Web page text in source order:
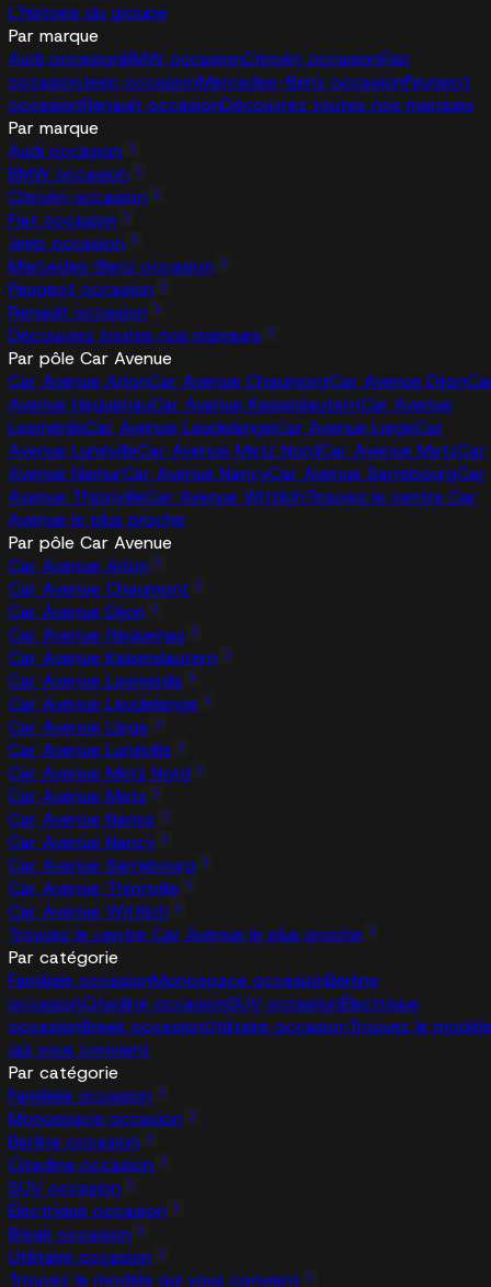
L'histoire du groupe
Par marque
Audi occasionBMW occasionCitroën occasionFiat
occasionJeep occasionMercedes-Benz occasionPeugeot
occasionRenault occasionDécouvrez toutes nos marques
Par marque
Audi occasion
BMW occasion
Citroën occasion
Fiat occasion
Jeep occasion
Mercedes-Benz occasion
Peugeot occasion
Renault occasion
Découvrez toutes nos marques
Par pôle Car Avenue
Car Avenue ArlonCar Avenue ChaumontCar Avenue Dijon
Avenue HaguenauCar Avenue KaiserslauternCar Avenue
LesménilsCar Avenue LeudelangeCar Avenue LiegeCar
Avenue LunévilleCar Avenue Metz NordCar Avenue MetzCar
Avenue NamurCar Avenue NancyCar Avenue SarrebourgCar
Avenue ThionvilleCar Avenue WittlichTrouvez le centre Car
Avenue le plus proche
Par pôle Car Avenue
Car Avenue Arlon
Car Avenue Chaumont
Car Avenue Dijon
Car Avenue Haguenau
Car Avenue Kaiserslautern
Car Avenue Lesménils
Car Avenue Leudelange
Car Avenue Liege
Car Avenue Lunéville
Car Avenue Metz Nord
Car Avenue Metz
Car Avenue Namur
Car Avenue Nancy
Car Avenue Sarrebourg
Car Avenue Thionville
Car Avenue Wittlich
Trouvez le centre Car Avenue le plus proche
Par catégorie
Familiale occasionMonospace occasionBerline
occasionCitadine occasionSUV occasionÉlectrique
occasionBreak occasionUtilitaire occasionTrouvez le
qui vous convient
Par catégorie
Familiale occasion
Monospace occasion
Berline occasion
Citadine occasion
SUV occasion
Électrique occasion
Break occasion
Utilitaire occasion
Trouvez le modèle qui vous convient